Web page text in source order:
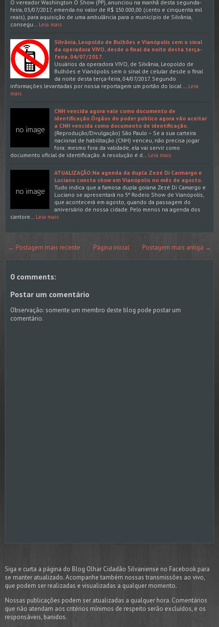
O vereador Washington O Show (PP), anunciou na manhã desta segunda-
feira, 03/07/2017, emenda no valor de R$ 150.000,00 (cento e cinquenta mil
reais), para aquisição de uma ambulância para o município de Silvânia,
consegu… Leia mais
Silvânia, Leopoldo de Bulhões e Vianópolis sem o sinal
da operadora VIVO, desde o final da noite desta terça-
feira, 04/07/2017.
Usuários da operadora VIVO, de Silvânia, Leopoldo de
Bulhões e Vianópolis sem o sinal de celular desde o final
da noite desta terça-feira, 04/07/2017. Segundo
informações levantadas por nossa reportagem um portão do local … Leia
mais
CNH vencida agora vale como documento de
identificação.Órgãos do poder público agora vão aceitar
a CNH vencida como documento de identificação.
(Reprodução/Divulgação) São Paulo – Se a sua carteira
nacional de habilitação (CNH) venceu, não precisa jogar
fora: mesmo fora da validade, ela vai servir como
documento oficial de identificação. A resolução é d… Leia mais
ATUALIZAÇÃO:Na agenda da dupla Zezé Di Carmargo e
Luciano consta show em Vianópolis no mês de agosto.
Tudo indica que a famosa dupla goiana Zezé Di Camargo e
Luciano se apresentará no 5º Rodeio Show de Vianópolis,
que acontecerá em agosto, quando da passagem do
aniversário de nossa cidade. Pelo menos na agenda dos
cantore… Leia mais
← Postagem mais recente Postagem mais antiga →
Página inicial
0 comments:
Postar um comentário
Observação: somente um membro deste blog pode postar um
comentário.
Siga e curta a página do Blog Olhar Cidadão Silvaniense no Facebook para
se manter atualizado. Acompanhe também nossas transmissões ao vivo,
que podem ser realizadas e visualizadas a qualquer momento.
Nossas publicações podem ser atualizadas a qualquer hora. Comentários
que não atendam aos critérios mínimos de respeito serão excluídos, e os
responsáveis, banidos.